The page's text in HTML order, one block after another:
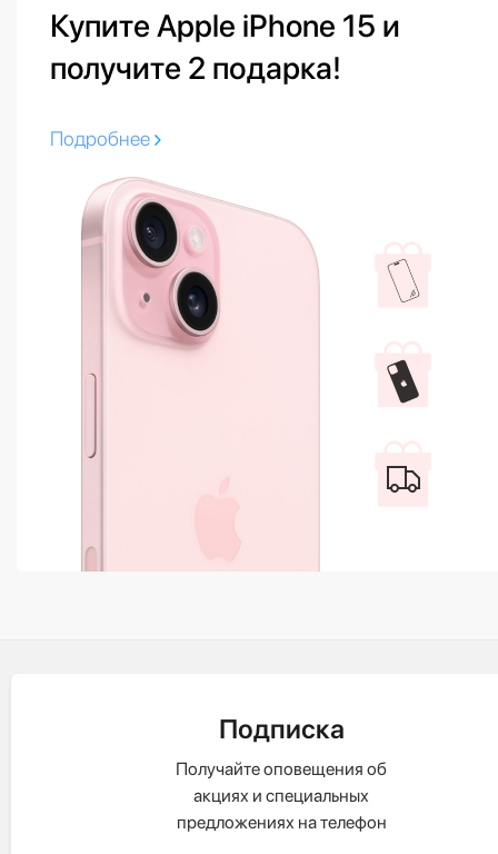
Купите Apple iPhone 15 и
получите 2 подарка!
Подробнее
Подписка
Получайте оповещения об
акциях и специальных
предложениях на телефон